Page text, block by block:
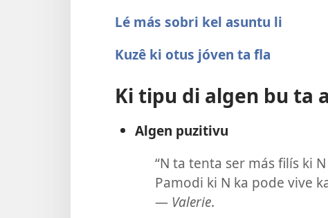
Lé más sobri kel asuntu li
Kuzê ki otus jóven ta fla
Ki tipu di algen bu ta
Algen puzitivu
“N ta tenta ser más filís ki
Pamodi ki N ka pode vive
— Valerie.